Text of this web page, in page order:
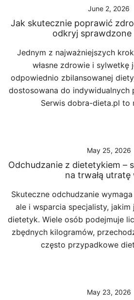
June 2, 2026
Jak skutecznie poprawić
odkryj sprawdzone
Jednym z najważniejszych
własne zdrowie i sylwetkę
odpowiednio zbilansowanej
dostosowana do indywidualnych
Serwis dobra-dieta.pl to
May 25, 2026
Odchudzanie z dietetykiem –
na trwałą utratę
Skuteczne odchudzanie
ale i wsparcia specjalisty,
dietetyk. Wiele osób podejmuje
zbędnych kilogramów,
często przypadkowe
May 23, 2026